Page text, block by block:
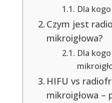
Dla
Czym jest
mikroigłowa?
Dla
HIFU vs
mikroigłowa –